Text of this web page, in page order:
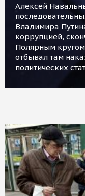
Алексей
Владимира
коррупцией,
Полярным
отбывал там
политических